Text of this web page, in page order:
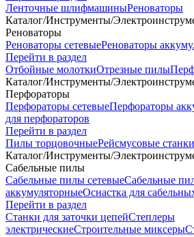
Ленточные шлифмашиныРеноваторы
Каталог/Инструменты/
Реноваторы
Реноваторы сетевыеРеноваторы
Перейти в раздел
Отбойные молоткиОтрезные пилы
Каталог/Инструменты/
Перфораторы
Перфораторы сетевыеПерфораторы
для перфораторов
Перейти в раздел
Пилы торцовочныеРейсмусовые станки
Каталог/Инструменты/
Сабельные пилы
Сабельные пилы сетевыеСабельные
аккумуляторныеОснастка для
Перейти в раздел
Станки для заточки цепейСтеплеры
электрическиеСтроительные миксеры